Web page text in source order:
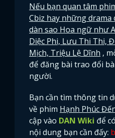
Nếu bạn quan tâm
Cbiz hay những drama
dàn sao Hoa ngữ như
Diệc Phi, Lưu Thi Thi,
Mịch, Triệu Lệ Dĩnh ,
để đăng bài trao đổi
người.
Bạn cần tìm thông tin
về phim Hạnh Phúc
cập vào DAN Wiki để
nội dung bạn cần đấy: